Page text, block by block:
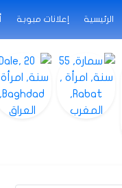
الرئيسية إعلانات مبوبة